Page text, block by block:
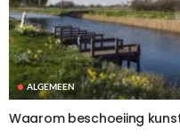
ALGEMEEN
Waarom beschoeiing